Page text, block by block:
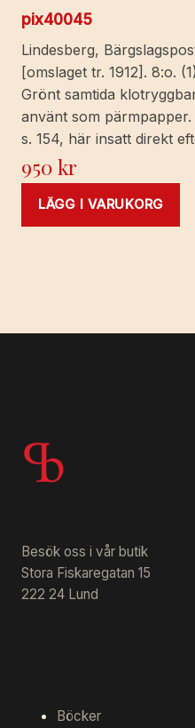
pix40045
Lindesberg,
[omslaget tr. 1912]. 8:o.
Grönt samtida
använt som
s. 154, här insatt direkt
950kr
LÄGG I VARUKORG
Besök oss i vår butik
Stora Fiskaregatan 15
222 24 Lund
Böcker